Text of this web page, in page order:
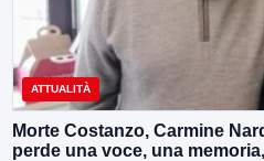
ATTUALITÀ
Morte Costanzo, Carmine
perde una voce, una